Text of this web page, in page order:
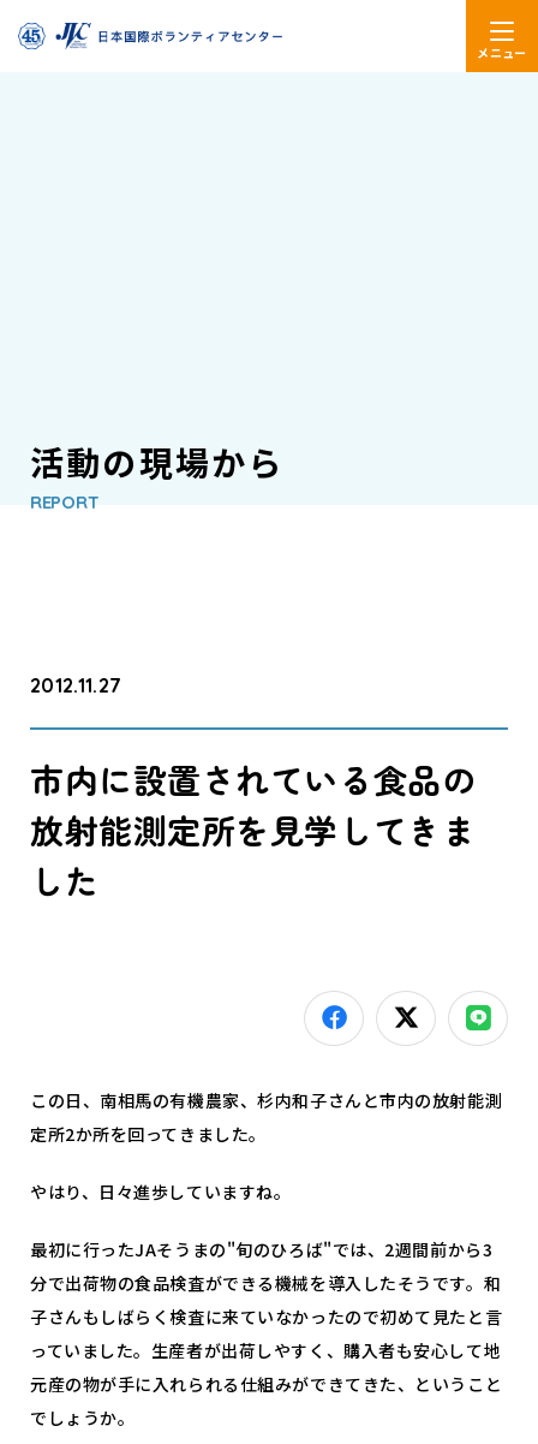
メニュー
活動の現場から
REPORT
2012.11.27
市内に設置されている食品の
放射能測定所を見学してきま
した
この日、南相馬の有機農家、杉内和子さんと市内の放射能測
定所2か所を回ってきました。
やはり、日々進歩していますね。
最初に行ったJAそうまの"旬のひろば"では、2週間前から3
分で出荷物の食品検査ができる機械を導入したそうです。和
子さんもしばらく検査に来ていなかったので初めて見たと言
っていました。生産者が出荷しやすく、購入者も安心して地
元産の物が手に入れられる仕組みができてきた、ということ
でしょうか。